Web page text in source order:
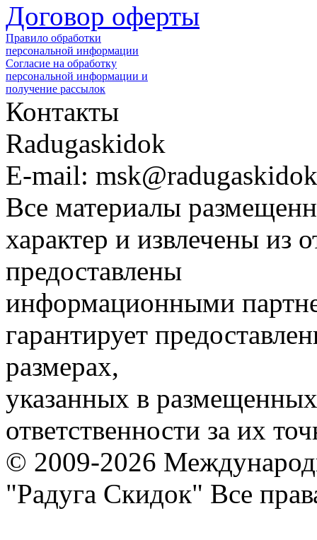
Договор оферты
Правило обработки
персональной информации
Согласие на обработку
персональной информации и
получение рассылок
Контакты
Radugaskidok
E-mail:
Все материалы
характер и извлечены из
предоставлены
информационными
гарантирует
размерах,
указанных в
ответственности за их
© 2009-2026
"Радуга Скидок" Все